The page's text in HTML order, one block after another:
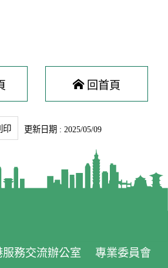
回首頁
印 更新日期 : 2025/05/09
服務交流辦公室 專業委員會